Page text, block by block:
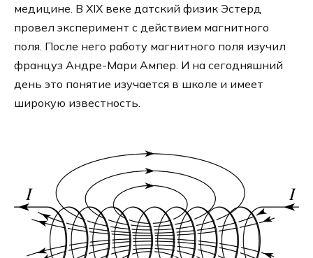
медицине. В XIX веке датский физик Эстерд
провел эксперимент с действием магнитного
поля. После него работу магнитного поля изучил
француз Андре-Мари Ампер. И на сегодняшний
день это понятие изучается в школе и имеет
широкую известность.